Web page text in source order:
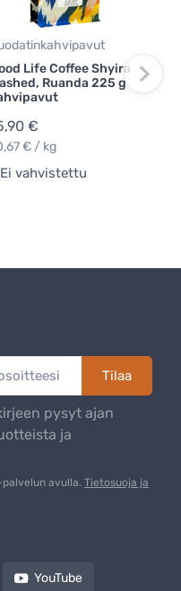
Life Coffee Shyira
Ruanda 225 g
€
€ / kg
Ei vahvistettu
Tilaa
pysyt ajan
ja
avulla. Tietosuoja ja
YouTube